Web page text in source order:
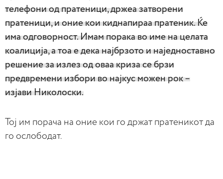
телефони од пратеници, држеа затворени
пратеници, и оние кои киднапираа пратеник. Ќе
има одговорност. Имам порака во име на целата
коалиција, а тоа е дека најбрзото и наједноставно
решение за излез од оваа криза се брзи
предвремени избори во најкус можен рок –
изјави Николоски.
Тој им порача на оние кои го држат пратеникот да
го ослободат.